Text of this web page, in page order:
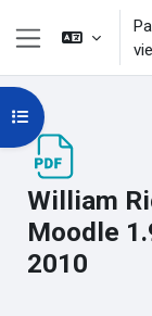
Atvērt galveno saturu
Sānu panelis
William
Moodle
2010
Atvērt kursu indeksu